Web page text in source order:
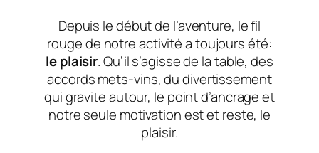
Depuis le début de l’aventure, le fil
rouge de notre activité a toujours été:
le plaisir. Qu’il s’agisse de la table, des
accords mets-vins, du divertissement
qui gravite autour, le point d’ancrage et
notre seule motivation est et reste, le
plaisir.